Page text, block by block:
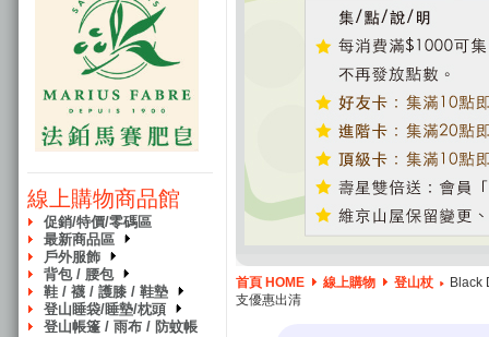
線上購物商品館
促銷/特價/零碼區
最新商品區
戶外服飾
背包 / 腰包
鞋 / 襪 / 護膝 / 鞋墊
登山睡袋/睡墊/枕頭
登山帳篷 / 雨布 / 防蚊帳
首頁 HOME 線上購物 登山杖
Black
支優惠出清